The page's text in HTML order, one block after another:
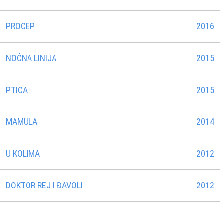
PROCEP 2016
NOĆNA LINIJA 2015
PTICA 2015
MAMULA 2014
U KOLIMA 2012
DOKTOR REJ I ĐAVOLI 2012